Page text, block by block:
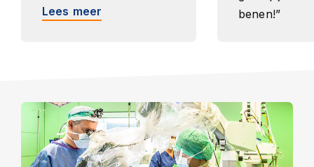
Lees meer
benen!”